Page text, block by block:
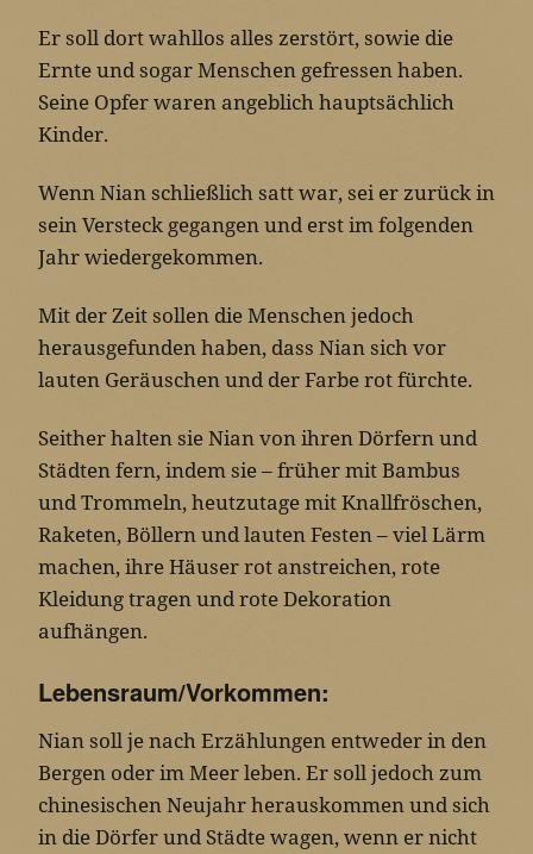
Er soll dort wahllos alles zerstört, sowie die
Ernte und sogar Menschen gefressen haben.
Seine Opfer waren angeblich hauptsächlich
Kinder.
Wenn Nian schließlich satt war, sei er zurück in
sein Versteck gegangen und erst im folgenden
Jahr wiedergekommen.
Mit der Zeit sollen die Menschen jedoch
herausgefunden haben, dass Nian sich vor
lauten Geräuschen und der Farbe rot fürchte.
Seither halten sie Nian von ihren Dörfern und
Städten fern, indem sie – früher mit Bambus
und Trommeln, heutzutage mit Knallfröschen,
Raketen, Böllern und lauten Festen – viel Lärm
machen, ihre Häuser rot anstreichen, rote
Kleidung tragen und rote Dekoration
aufhängen.
Lebensraum/Vorkommen:
Nian soll je nach Erzählungen entweder in den
Bergen oder im Meer leben. Er soll jedoch zum
chinesischen Neujahr herauskommen und sich
in die Dörfer und Städte wagen, wenn er nicht